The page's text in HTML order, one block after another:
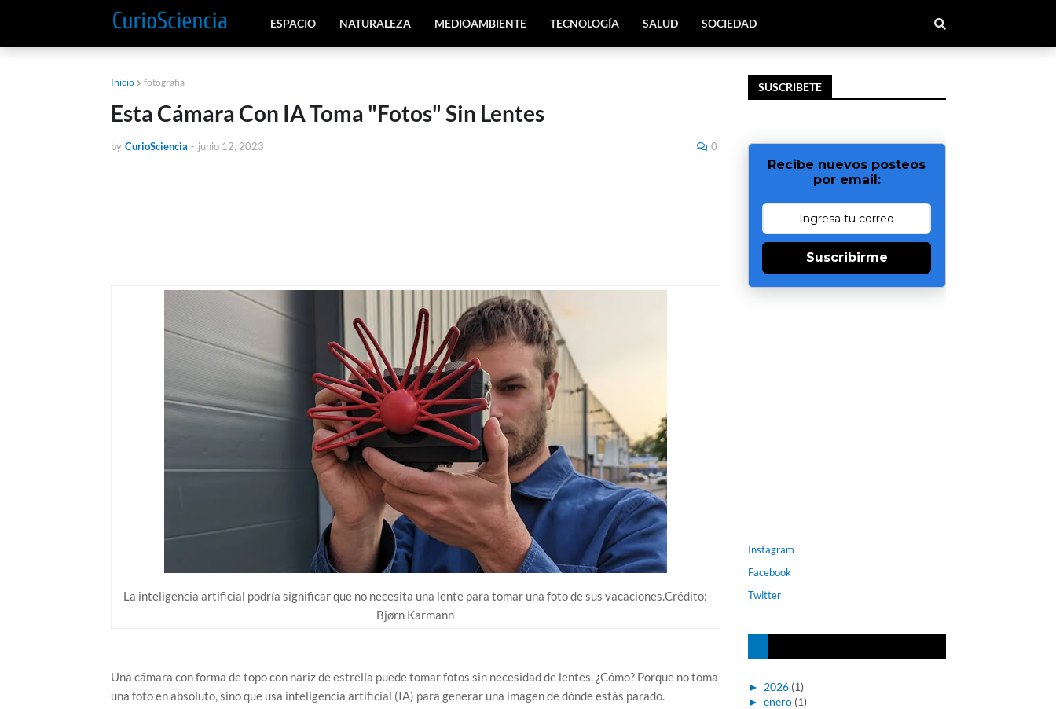
ESPACIO NATURALEZA MEDIOAMBIENTE TECNOLOGÍA SALUD SOCIEDAD
Inicio fotografia
Esta Cámara Con IA Toma "Fotos" Sin Lentes
by CurioSciencia - junio 12, 2023 0
La inteligencia artificial podría significar que no necesita una lente para tomar una foto de sus vacaciones.Crédito:
Bjørn Karmann
Una cámara con forma de topo con nariz de estrella puede tomar fotos sin necesidad de lentes. ¿Cómo? Porque no toma
una foto en absoluto, sino que usa inteligencia artificial (IA) para generar una imagen de dónde estás parado.
SUSCRIBETE
Recibe nuevos posteos
por email:
Suscribirme
Instagram
Facebook
Twitter
► 2026 (1)
► enero (1)